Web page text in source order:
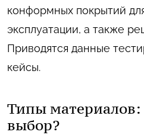
конформных покрытий
эксплуатации, а также
Приводятся данные
кейсы.
Типы материалов:
выбор?